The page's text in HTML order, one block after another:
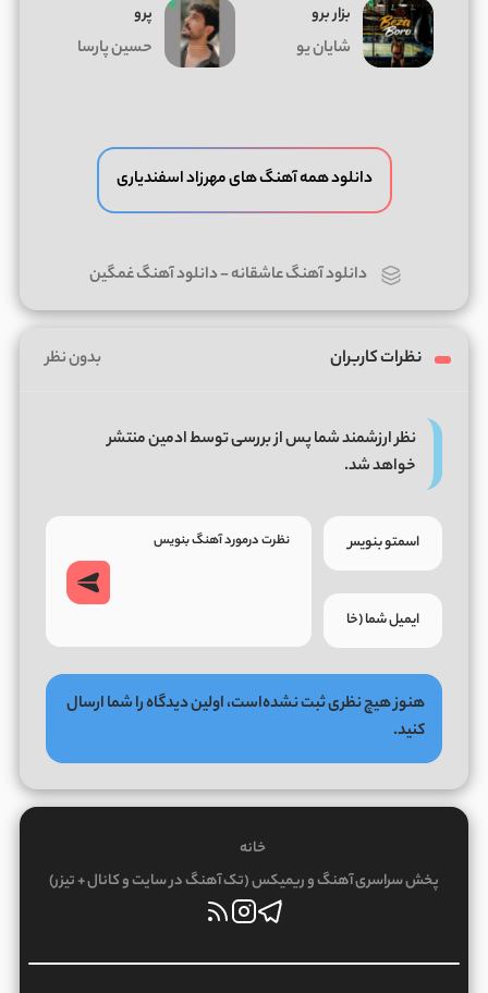
بزار برو
شایان یو
پرو
حسین پارسا
دانلود همه آهنگ های مهرزاد اسفندیاری
دانلود آهنگ عاشقانه-دانلود آهنگ غمگین
نظرات کاربران بدون نظر
نظر ارزشمند شما پس از بررسی توسط ادمین منتشر
خواهد شد.
هنوز هیچ نظری ثبت نشده‌است، اولین دیدگاه را شما ارسال
کنید.
خانه
پخش سراسری آهنگ و ریمیکس (تک آهنگ در سایت و کانال + تیزر)